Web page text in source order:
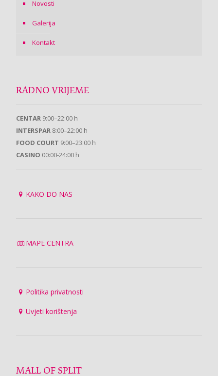
Novosti
Galerija
Kontakt
RADNO VRIJEME
CENTAR 9:00–22:00 h
INTERSPAR 8:00–22:00 h
FOOD COURT 9:00–23:00 h
CASINO 00:00-24:00 h
KAKO DO NAS
MAPE CENTRA
Politika privatnosti
Uvjeti korištenja
MALL OF SPLIT